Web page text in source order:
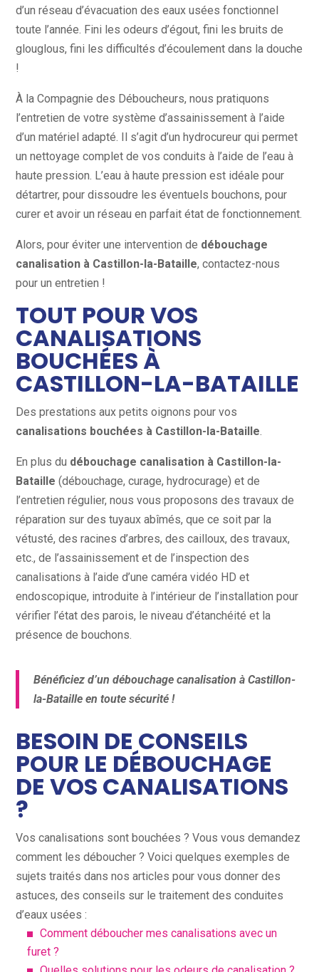
d’un réseau d’évacuation des eaux usées fonctionnel
toute l’année. Fini les odeurs d’égout, fini les bruits de
glouglous, fini les difficultés d’écoulement dans la douche
!
À la Compagnie des Déboucheurs, nous pratiquons
l’entretien de votre système d’assainissement à l’aide
d’un matériel adapté. Il s’agit d’un hydrocureur qui permet
un nettoyage complet de vos conduits à l’aide de l’eau à
haute pression. L’eau à haute pression est idéale pour
détartrer, pour dissoudre les éventuels bouchons, pour
curer et avoir un réseau en parfait état de fonctionnement.
Alors, pour éviter une intervention de débouchage
canalisation à Castillon-la-Bataille, contactez-nous
pour un entretien !
TOUT POUR VOS
CANALISATIONS
BOUCHÉES À
CASTILLON-LA-BATAILLE
Des prestations aux petits oignons pour vos
canalisations bouchées à Castillon-la-Bataille.
En plus du débouchage canalisation à Castillon-la-
Bataille (débouchage, curage, hydrocurage) et de
l’entretien régulier, nous vous proposons des travaux de
réparation sur des tuyaux abîmés, que ce soit par la
vétusté, des racines d’arbres, des cailloux, des travaux,
etc., de l’assainissement et de l’inspection des
canalisations à l’aide d’une caméra vidéo HD et
endoscopique, introduite à l’intérieur de l’installation pour
vérifier l’état des parois, le niveau d’étanchéité et la
présence de bouchons.
Bénéficiez d’un débouchage canalisation à Castillon-
la-Bataille en toute sécurité !
BESOIN DE CONSEILS
POUR LE DÉBOUCHAGE
DE VOS CANALISATIONS
?
Vos canalisations sont bouchées ? Vous vous demandez
comment les déboucher ? Voici quelques exemples de
sujets traités dans nos articles pour vous donner des
astuces, des conseils sur le traitement des conduites
d’eaux usées :
Comment déboucher mes canalisations avec un
furet ?